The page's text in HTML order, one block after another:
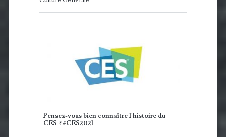
Pensez-vous bien connaître l'histoire du
CES ? #CES2021